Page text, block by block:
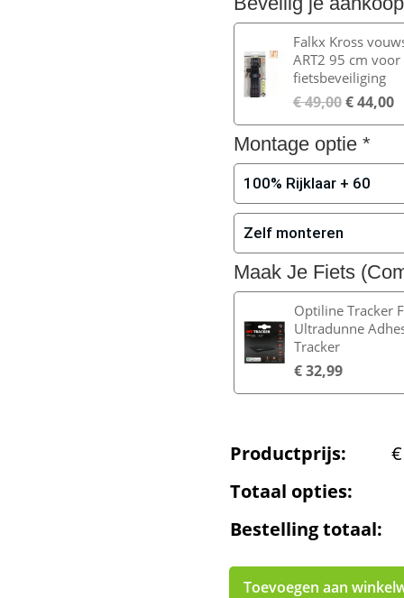
Falkx Kross
ART2 95 cm voor
fietsbeveiliging
€49,00 €44,00
Montage optie *
100% Rijklaar + 60
Zelf monteren
Maak Je Fiets
Optiline Tracker
Ultradunne
Tracker
€32,99
Productprijs: €
Totaal opties:
Bestelling totaal:
Toevoegen aan